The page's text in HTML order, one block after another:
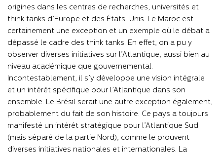
origines dans les centres de recherches, universités et
think tanks d’Europe et des États-Unis. Le Maroc est
certainement une exception et un exemple où le débat a
dépassé le cadre des think tanks. En effet, on a pu y
observer diverses initiatives sur l’Atlantique, aussi bien au
niveau académique que gouvernemental.
Incontestablement, il s’y développe une vision intégrale
et un intérêt spécifique pour l’Atlantique dans son
ensemble. Le Brésil serait une autre exception également,
probablement du fait de son histoire. Ce pays a toujours
manifesté un intérêt stratégique pour l’Atlantique Sud
(mais séparé de la partie Nord), comme le prouvent
diverses initiatives nationales et internationales. La